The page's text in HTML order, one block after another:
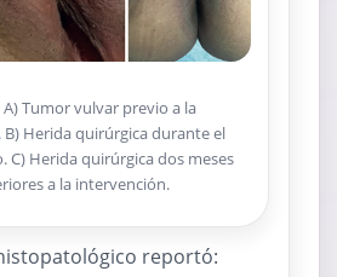
A) Tumor vulvar previo a la
Herida quirúrgica durante el
C) Herida quirúrgica dos meses
a la intervención.
reportó: